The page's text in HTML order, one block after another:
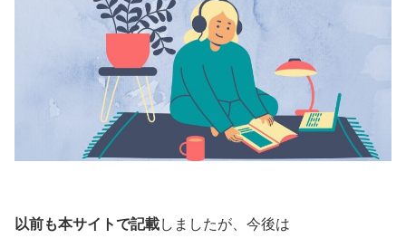
以前も本サイトで記載しましたが、今後は